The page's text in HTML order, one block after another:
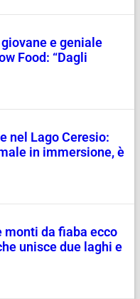
e geniale
Food: “Dagli
nel Lago Ceresio:
in immersione, è
monti da fiaba ecco
unisce due laghi e